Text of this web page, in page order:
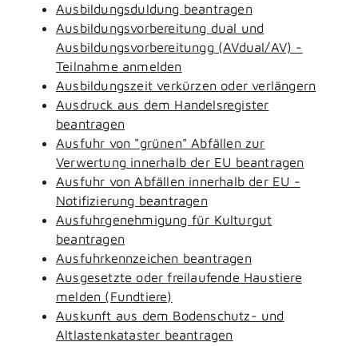
Ausbildungsduldung beantragen
Ausbildungsvorbereitung dual und
Ausbildungsvorbereitungg (AVdual/AV) -
Teilnahme anmelden
Ausbildungszeit verkürzen oder verlängern
Ausdruck aus dem Handelsregister
beantragen
Ausfuhr von "grünen" Abfällen zur
Verwertung innerhalb der EU beantragen
Ausfuhr von Abfällen innerhalb der EU -
Notifizierung beantragen
Ausfuhrgenehmigung für Kulturgut
beantragen
Ausfuhrkennzeichen beantragen
Ausgesetzte oder freilaufende Haustiere
melden (Fundtiere)
Auskunft aus dem Bodenschutz- und
Altlastenkataster beantragen